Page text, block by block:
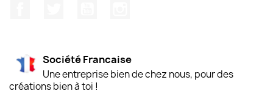
Société Francaise
Une entreprise bien de chez nous, pour des
créations bien à toi !